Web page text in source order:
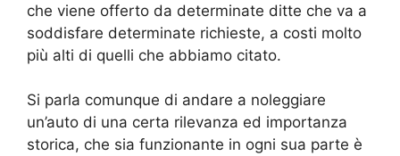
che viene offerto da determinate ditte che va a
soddisfare determinate richieste, a costi molto
più alti di quelli che abbiamo citato.
Si parla comunque di andare a noleggiare
un’auto di una certa rilevanza ed importanza
storica, che sia funzionante in ogni sua parte è